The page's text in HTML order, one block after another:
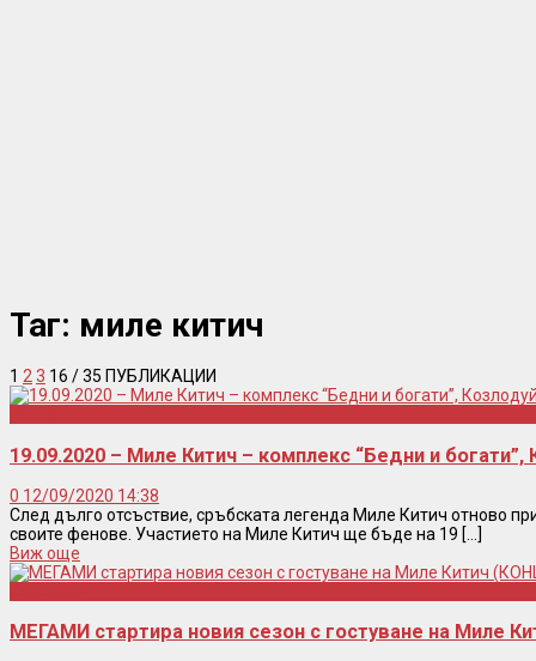
Таг: миле китич
1 23 16 / 35 ПУБЛИКАЦИИ
19.09.2020 – Миле Китич – комплекс “Бедни и
0 12/09/2020 14:38
След дълго отсъствие, сръбската легенда Миле Китич отново
своите фенове. Участието на Миле Китич ще бъде на 19 [...]
Виж още
МЕГАМИ стартира новия сезон с гостуване на Миле